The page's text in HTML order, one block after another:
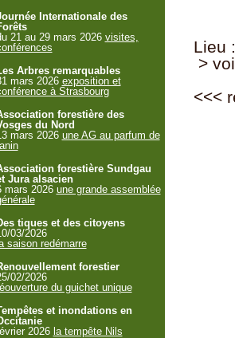
Lieu
>
<<<
Internationale des
21 au 29 mars 2026 visites,
Arbres remarquables
mars 2026 exposition et
à Strasbourg
forestière des
du Nord
mars 2026 une AG au parfum de
forestière Sundgau
Jura alsacien
mars 2026 une grande assemblée
tiques et des citoyens
03/2026
saison redémarre
forestier
02/2026
du guichet unique
et inondations en
2026 la tempête Nils